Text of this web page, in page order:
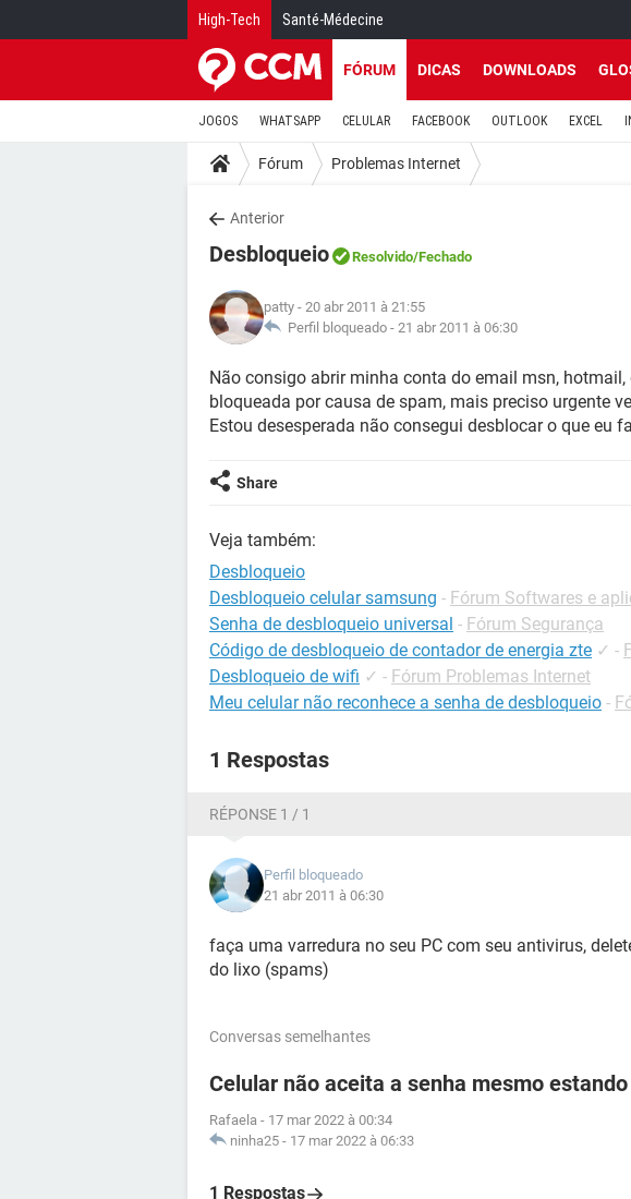
High-Tech Santé-Médecine
FÓRUM DICAS DOWNLOADS
JOGOS WHATSAPP CELULAR FACEBOOK OUTLOOK EXCEL
Fórum Problemas Internet
Anterior
Desbloqueio Resolvido/Fechado
patty - 20 abr 2011 à 21:55
Perfil bloqueado - 21 abr 2011 à 06:30
Não consigo abrir minha conta do email msn,
bloqueada por causa de spam, mais preciso urgente
Estou desesperada não consegui desblocar o que eu
Share
Veja também:
Desbloqueio
Desbloqueio celular samsung - Fórum Softwares e
Senha de desbloqueio universal - Fórum Segurança
Código de desbloqueio de contador de energia zte ✓ -
Desbloqueio de wifi ✓ - Fórum Problemas Internet
Meu celular não reconhece a senha de desbloqueio -
1 Respostas
RÉPONSE 1 / 1
Perfil bloqueado
21 abr 2011 à 06:30
faça uma varredura no seu PC com seu antivirus,
do lixo (spams)
Conversas semelhantes
Celular não aceita a senha mesmo
Rafaela - 17 mar 2022 à 00:34
ninha25 - 17 mar 2022 à 06:33
1 Respostas